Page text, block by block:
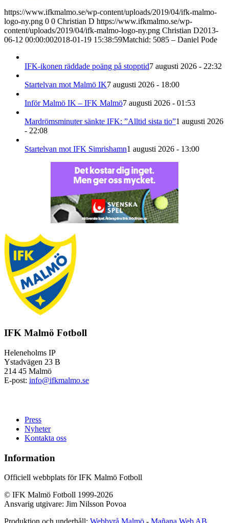
https://www.ifkmalmo.se/wp-content/uploads/2019/04/ifk-malmo-
logo-ny.png 0 0 Christian D https://www.ifkmalmo.se/wp-
content/uploads/2019/04/ifk-malmo-logo-ny.png Christian D2013-
06-12 00:00:002018-01-19 15:38:59Matchid: 5085 – Daniel Pode
IFK-ikonen räddade poäng på stopptid7 augusti 2026 - 22:32
Startelvan mot Malmö IK7 augusti 2026 - 18:00
Inför Malmö IK – IFK Malmö7 augusti 2026 - 01:53
Mardrömsminuter sänkte IFK: ”Alltid sista tio”1 augusti 2026
- 22:08
Startelvan mot IFK Simrishamn1 augusti 2026 - 13:00
IFK Malmö Fotboll
Heleneholms IP
Ystadvägen 23 B
214 45 Malmö
E-post: info@ifkmalmo.se
Press
Nyheter
Kontakta oss
Information
Officiell webbplats för IFK Malmö Fotboll
© IFK Malmö Fotboll 1999-2026
Ansvarig utgivare: Jim Nilsson Povoa